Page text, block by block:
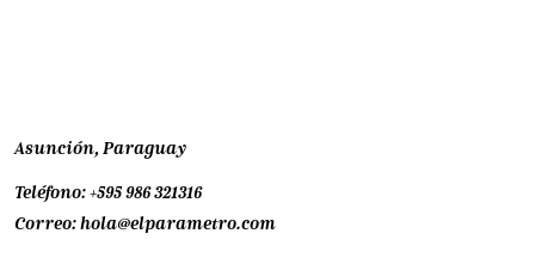
Asunción, Paraguay
Teléfono:+595 986 321316
Correo:hola@elparametro.com